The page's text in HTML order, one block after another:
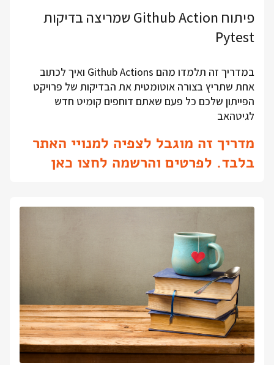
פיתוח Github Action שמריצה בדיקות
Pytest
במדריך זה תלמדו מהם Github Actions ואיך לכתוב
אחת שתריץ בצורה אוטומטית את הבדיקות של פרויקט
הפייתון שלכם כל פעם שאתם דוחפים קומיט חדש
לגיטהאב
מדריך זה מוגבל לצפיה למנויי האתר
בלבד. לפרטים והרשמה לחצו כאן